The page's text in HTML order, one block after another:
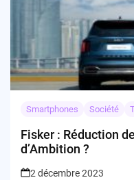
Smartphones Société
Fisker : Réduction
d’Ambition ?
2 décembre 2023